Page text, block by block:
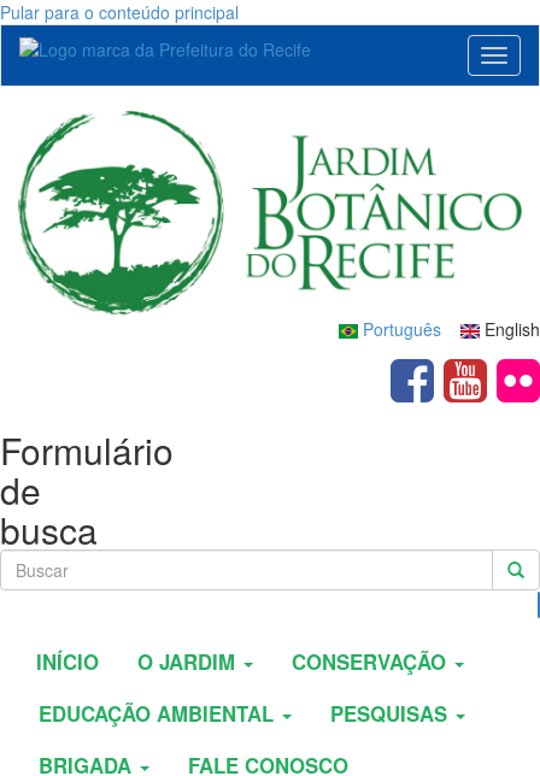
Pular para o conteúdo principal
English
Português
Formulário
de
busca
INÍCIO O JARDIM
CONSERVAÇÃO
EDUCAÇÃO AMBIENTAL
PESQUISAS
BRIGADA
FALE CONOSCO